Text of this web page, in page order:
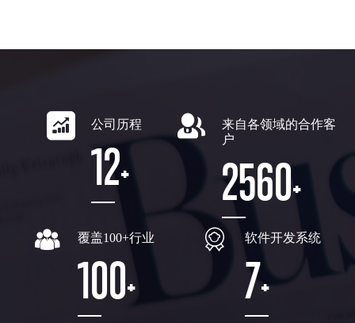
公司历程
12+
来自各领域的合作客
户
2560+
覆盖100+行业
100+
软件开发系统
7+